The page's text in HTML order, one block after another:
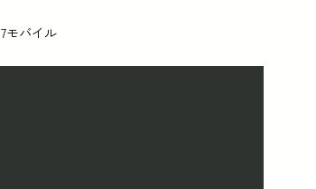
モバイル